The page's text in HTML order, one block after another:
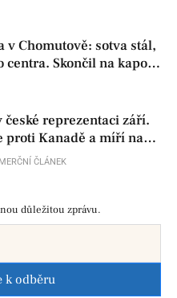
v Chomutově: sotva stál,
centra. Skončil na kapotě
české reprezentaci září.
proti Kanadě a míří na
CupČLÁNEK
důležitou zprávu.
k odběru